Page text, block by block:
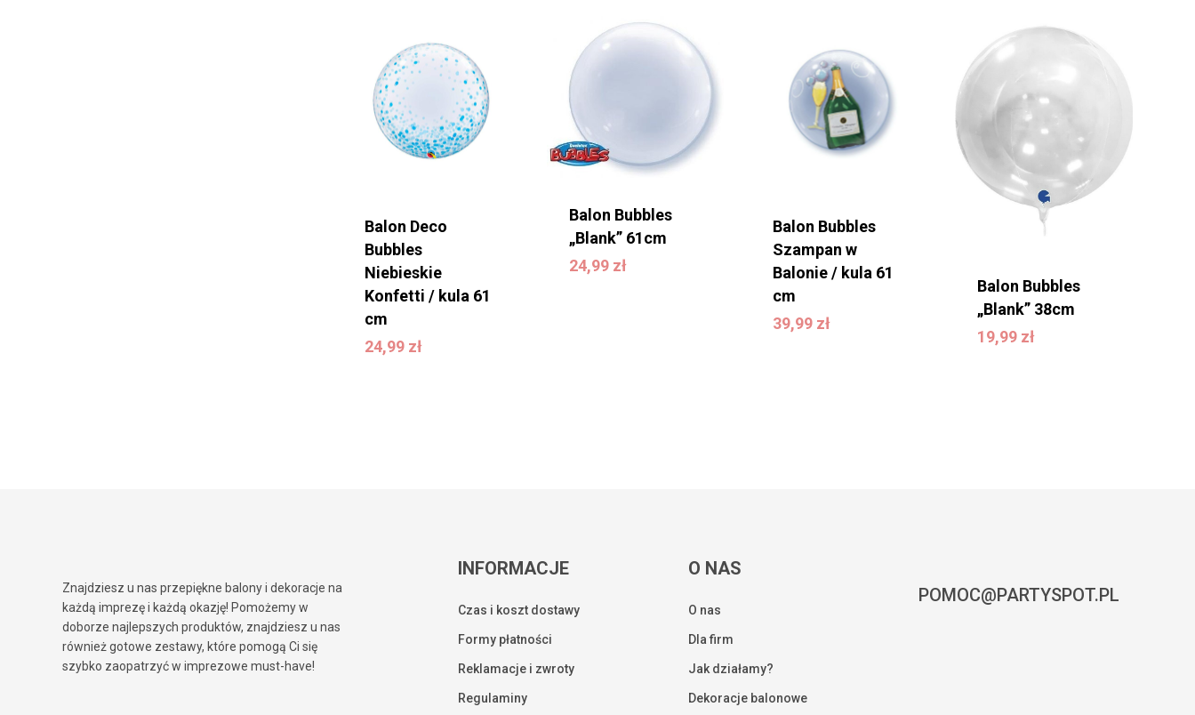
Balon Deco
Bubbles
Niebieskie
Konfetti / kula 61
cm
24,99 zł
24,99
Balon Bubbles
„Blank” 61cm
24,99 zł
24,99 zł
Balon Bubbles
Szampan w
Balonie / kula 61
cm
39,99 zł
39,99
Balon Bubbles
„Blank” 38cm
19,99 zł
19,99 zł
Znajdziesz u nas przepiękne balony i dekoracje na
każdą imprezę i każdą okazję! Pomożemy w
doborze najlepszych produktów, znajdziesz u nas
również gotowe zestawy, które pomogą Ci się
szybko zaopatrzyć w imprezowe must-have!
INFORMACJE
Czas i koszt dostawy
Formy płatności
Reklamacje i zwroty
Regulaminy
O NAS
O nas
Dla firm
Jak działamy?
Dekoracje balonowe
POMOC@PARTYSPOT.PL